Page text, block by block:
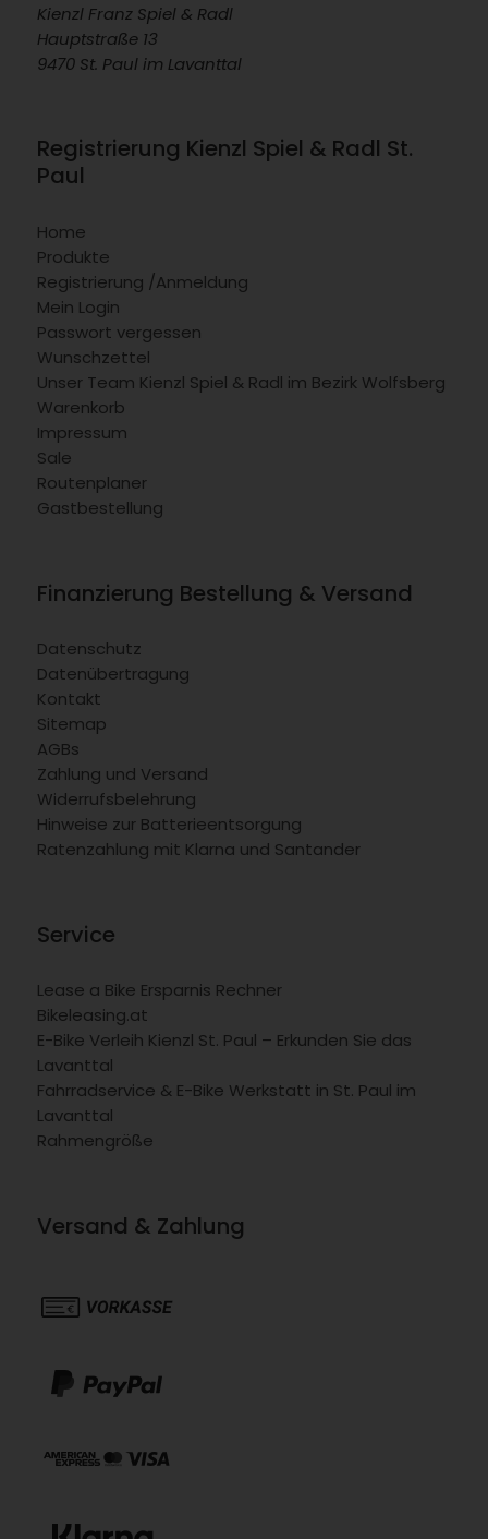
Kienzl Franz Spiel & Radl
Hauptstraße 13
9470 St. Paul im Lavanttal
Registrierung Kienzl Spiel & Radl St.
Paul
Home
Produkte
Registrierung /Anmeldung
Mein Login
Passwort vergessen
Wunschzettel
Unser Team Kienzl Spiel & Radl im Bezirk Wolfsberg
Warenkorb
Impressum
Sale
Routenplaner
Gastbestellung
Finanzierung Bestellung & Versand
Datenschutz
Datenübertragung
Kontakt
Sitemap
AGBs
Zahlung und Versand
Widerrufsbelehrung
Hinweise zur Batterieentsorgung
Ratenzahlung mit Klarna und Santander
Service
Lease a Bike Ersparnis Rechner
Bikeleasing.at
E-Bike Verleih Kienzl St. Paul – Erkunden Sie das
Lavanttal
Fahrradservice & E-Bike Werkstatt in St. Paul im
Lavanttal
Rahmengröße
Versand & Zahlung